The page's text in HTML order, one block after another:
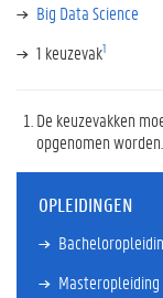
Big Data Science
1 keuzevak1
De keuzevakken
opgenomen worden.
OPLEIDINGEN
Masteropleiding